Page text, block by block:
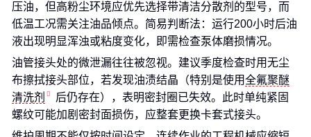
压油，但高粉尘环境应优先选择带清洁分散剂的型号，而
低温工况需关注油品倾点。简易判断法：运行200小时后油
液出现明显浑浊或粘度变化，即需检查泵体磨损情况。
油管接头处的微泄漏往往被忽视。建议季度检查时用无尘
布擦拭接头部位，若发现油渍结晶（特别是使用全氟聚醚
清洗剂
后仍存在），表明密封圈已失效。此时单纯紧固
螺纹可能加剧密封面损伤，应整套更换卡套式接头。